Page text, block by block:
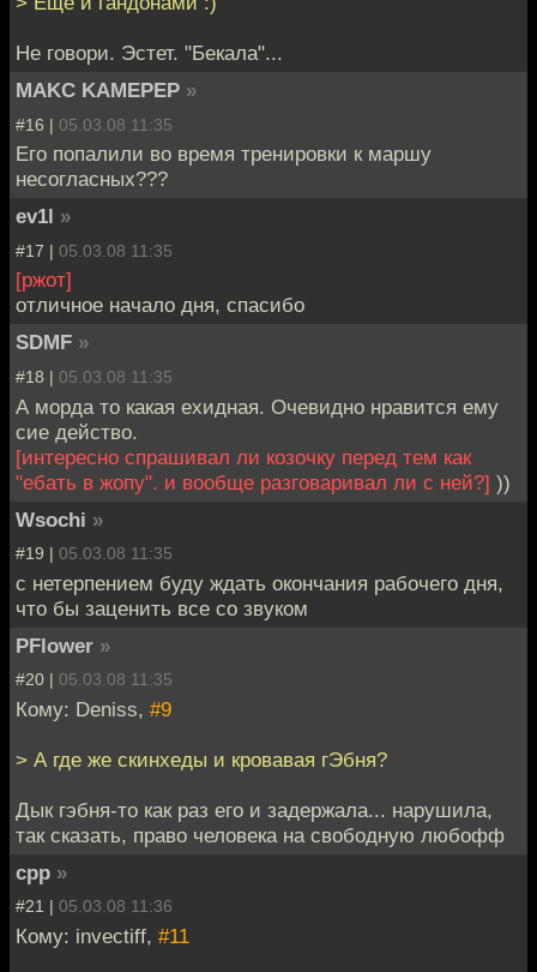
Не говори. Эстет. "Бекала"...
MAKC KAMEPEP »
#16 | 05.03.08 11:35
Его попалили во время тренировки к маршу
несогласных???
ev1l »
#17 | 05.03.08 11:35
[ржот]
отличное начало дня, спасибо
SDMF »
#18 | 05.03.08 11:35
А морда то какая ехидная. Очевидно нравится ему
сие действо.
[интересно спрашивал ли козочку перед тем как
"ебать в жопу". и вообще разговаривал ли с ней?] ))
Wsochi »
#19 | 05.03.08 11:35
с нетерпением буду ждать окончания рабочего дня,
что бы заценить все со звуком
PFlower »
#20 | 05.03.08 11:35
Кому: Deniss, #9
> А где же скинхеды и кровавая гЭбня?
Дык гэбня-то как раз его и задержала... нарушила,
так сказать, право человека на свободную любофф
cpp »
#21 | 05.03.08 11:36
Кому: invectiff, #11